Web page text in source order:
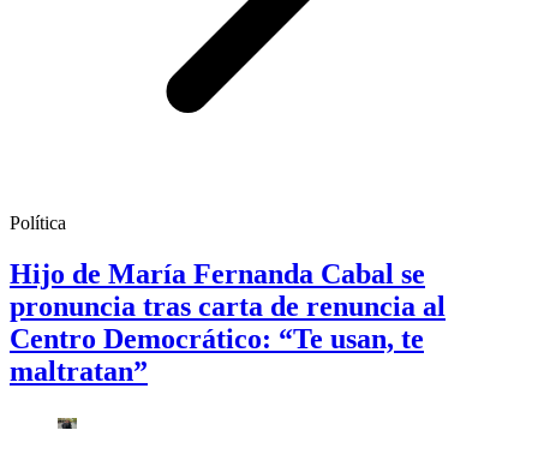
Política
Hijo de María Fernanda Cabal se
pronuncia tras carta de renuncia al
Centro Democrático: “Te usan, te
maltratan”